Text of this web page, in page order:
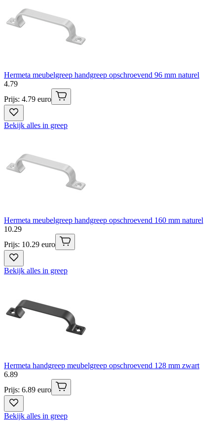
Hermeta meubelgreep handgreep opschroevend 96 mm naturel
4.79
Prijs: 4.79 euro
Bekijk alles in greep
Hermeta meubelgreep handgreep opschroevend 160 mm naturel
10.29
Prijs: 10.29 euro
Bekijk alles in greep
Hermeta handgreep meubelgreep opschroevend 128 mm zwart
6.89
Prijs: 6.89 euro
Bekijk alles in greep